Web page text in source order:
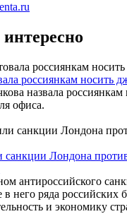
россиянкам носить
назвала россиянкам
офиса.
санкции Лондона
антироссийского
него ряда российских
и экономику